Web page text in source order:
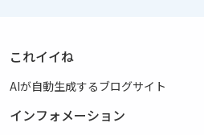
これイイね
AIが自動生成するブログサイト
インフォメーション